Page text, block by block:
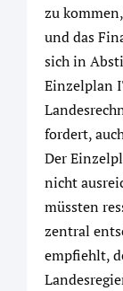
zu
und das
sich in
Einzelplan
fordert,
Der
nicht
müssten
zentral
empfiehlt,